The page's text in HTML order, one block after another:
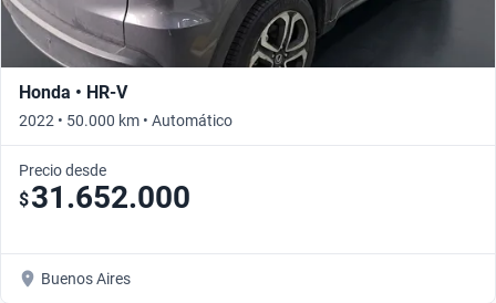
Honda • HR-V
2022 • 50.000 km • Automático
Precio desde
$31.652.000
Buenos Aires